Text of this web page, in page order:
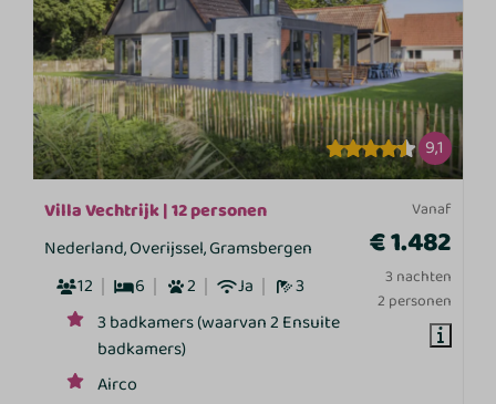
9,1
Vanaf
€ 1.482
3 nachten
2 personen
Villa Vechtrijk | 12 personen
Nederland, Overijssel, Gramsbergen
12
6 2 Ja
3
3 badkamers (waarvan 2 Ensuite
badkamers)
Airco